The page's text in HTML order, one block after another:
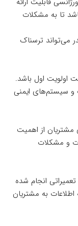
تا به مشکلات
می‌تواند ترسناک
اولویت اول باشد.
و سیستم‌های ایمنی
مشتریان از اهمیت
و مشکلات
انجام شده
به مشتریان